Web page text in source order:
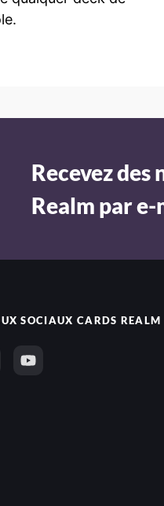
Recevez des
Realm par
SOCIAUX CARDS REALM